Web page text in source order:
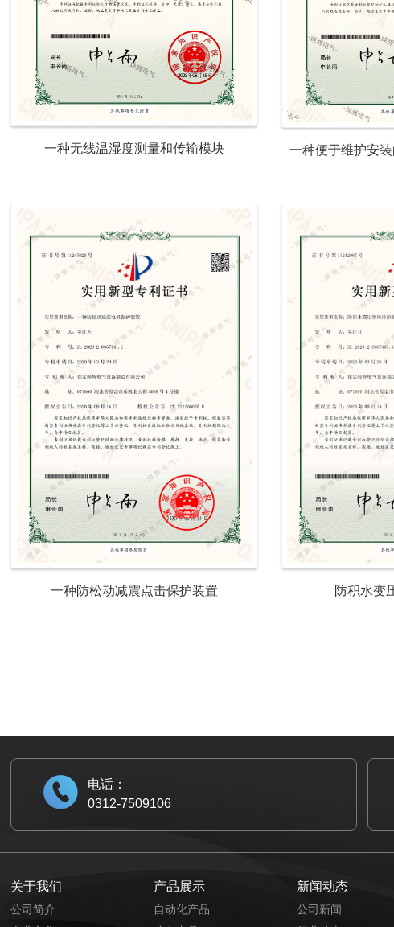
一种无线温湿度测量和传输模块 一种便于维护安
一种防松动减震点击保护装置 防积水变
电话：
0312-7509106
关于我们
公司简介
产品展示
自动化产品
新闻动态
公司新闻